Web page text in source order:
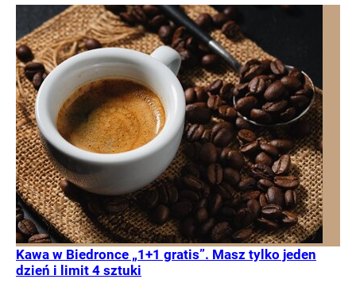
Kawa w Biedronce „1+1 gratis”. Masz tylko jeden
dzień i limit 4 sztuki